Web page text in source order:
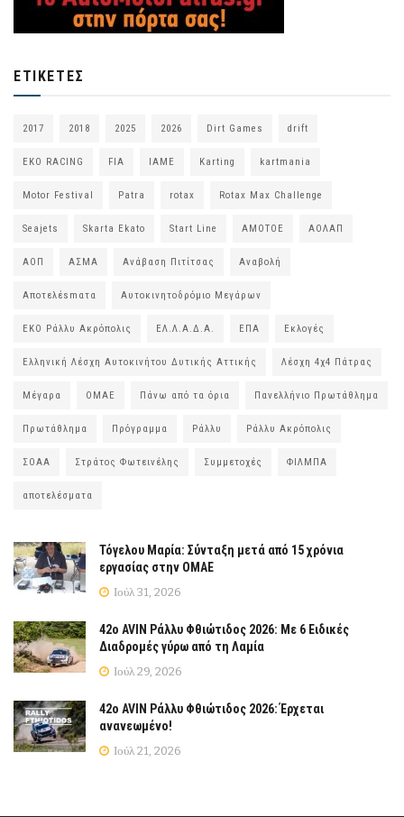
ΕΤΙΚΈΤΕΣ
2017 2018 2025 2026 Dirt Games drift
EKO RACING FIA IAME Karting kartmania
Motor Festival Patra rotax Rotax Max Challenge
Seajets Skarta Ekato Start Line ΑΜΟΤΟΕ ΑΟΛΑΠ
ΑΟΠ ΑΣΜΑ Ανάβαση Πιτίτσας Αναβολή
Αποτελέsmατα Αυτοκινητοδρόμιο Μεγάρων
ΕΚΟ Ράλλυ Ακρόπολις ΕΛ.Λ.Α.Δ.Α. ΕΠΑ Εκλογές
Ελληνική Λέσχη Αυτοκινήτου Δυτικής Αττικής Λέσχη 4χ4 Πάτρας
Μέγαρα ΟΜΑΕ Πάνω από τα όρια Πανελλήνιο Πρωτάθλημα
Πρωτάθλημα Πρόγραμμα Ράλλυ Ράλλυ Ακρόπολις
ΣΟΑΑ Στράτος Φωτεινέλης Συμμετοχές ΦΙΛΜΠΑ
αποτελέσματα
Τόγελου Μαρία: Σύνταξη μετά από 15 χρόνια
εργασίας στην ΟΜΑΕ
Ιούλ 31, 2026
42ο AVIN Ράλλυ Φθιώτιδος 2026: Με 6 Ειδικές
Διαδρομές γύρω από τη Λαμία
Ιούλ 29, 2026
42ο AVIN Ράλλυ Φθιώτιδος 2026: Έρχεται
ανανεωμένο!
Ιούλ 21, 2026